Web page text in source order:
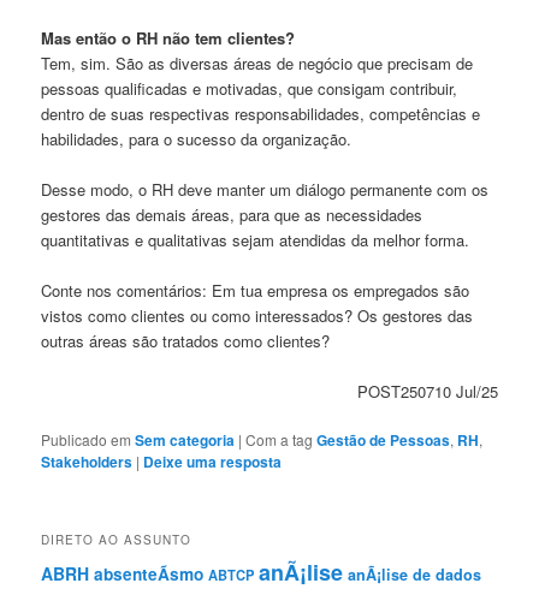
Mas então o RH não tem clientes?
Tem, sim. São as diversas áreas de negócio que precisam de
pessoas qualificadas e motivadas, que consigam contribuir,
dentro de suas respectivas responsabilidades, competências e
habilidades, para o sucesso da organização.
Desse modo, o RH deve manter um diálogo permanente com os
gestores das demais áreas, para que as necessidades
quantitativas e qualitativas sejam atendidas da melhor forma.
Conte nos comentários: Em tua empresa os empregados são
vistos como clientes ou como interessados? Os gestores das
outras áreas são tratados como clientes?
POST250710 Jul/25
Publicado em Sem categoria |Com a tagGestão de Pessoas, RH,
Stakeholders | Deixe uma resposta
DIRETO AO ASSUNTO
ABRH absenteÃ­smo ABTCP anÃ¡lise anÃ¡lise de dados